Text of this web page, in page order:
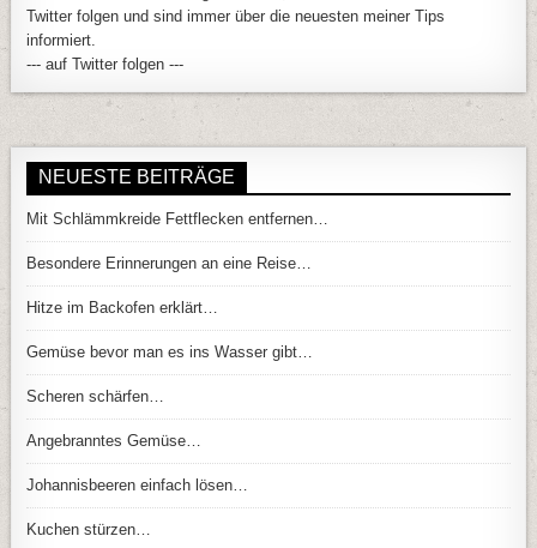
Twitter folgen und sind immer über die neuesten meiner Tips
informiert.
--- auf Twitter folgen ---
NEUESTE BEITRÄGE
Mit Schlämmkreide Fettflecken entfernen…
Besondere Erinnerungen an eine Reise…
Hitze im Backofen erklärt…
Gemüse bevor man es ins Wasser gibt…
Scheren schärfen…
Angebranntes Gemüse…
Johannisbeeren einfach lösen…
Kuchen stürzen…